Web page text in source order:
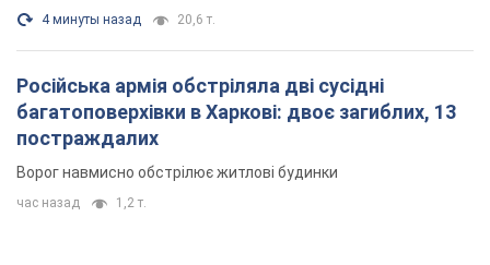
4 минуты назад 20,6 т.
Російська армія обстріляла дві сусідні
багатоповерхівки в Харкові: двоє загиблих, 13
постраждалих
Ворог навмисно обстрілює житлові будинки
час назад 1,2 т.